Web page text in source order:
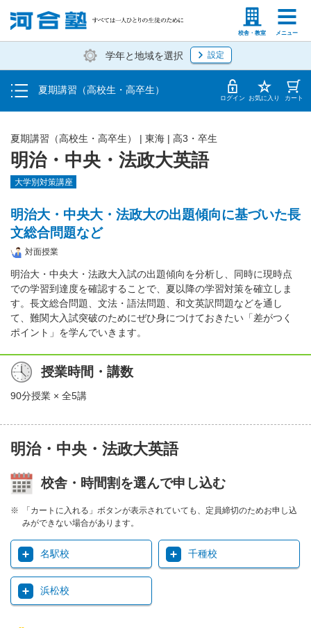
校舎・教室 メニュー
塾生の方 高等学校の先生
学年と地域を選択 設定
夏期講習（高校生・高卒生）
受講料・お申し込み方法
受講開始までの流れ
校舎・教室一覧 ログイン お気に入り カート
明治・中央・法政大英語
夏期講習（高校生・高卒生） | 東海 | 高3・卒生
大学別対策講座
明治大・中央大・法政大の出題傾向に基づいた長
文総合問題など
対面授業
明治大・中央大・法政大入試の出題傾向を分析し、同時に現時点
での学習到達度を確認することで、夏以降の学習対策を確立しま
す。長文総合問題、文法・語法問題、和文英訳問題などを通し
て、難関大入試突破のためにぜひ身につけておきたい「差がつく
ポイント」を学んでいきます。
授業時間・講数
90分授業 × 全5講
明治・中央・法政大英語
校舎・時間割を選んで申し込む
「カートに入れる」ボタンが表示されていても、定員締切のためお申し込
みができない場合があります。
名駅校 千種校
浜松校